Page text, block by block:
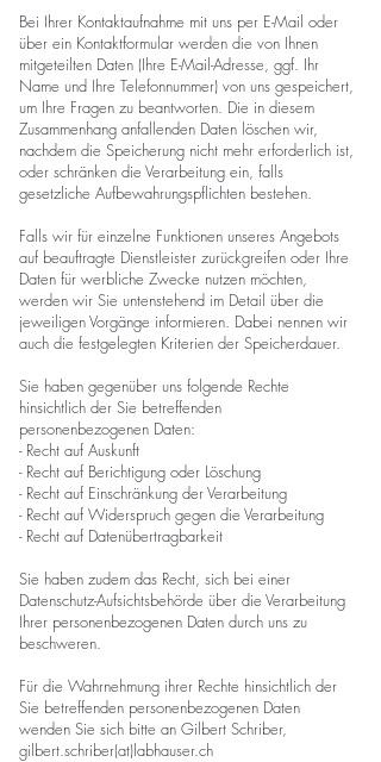
Bei Ihrer Kontaktaufnahme mit uns per E-Mail oder
über ein Kontaktformular werden die von Ihnen
mitgeteilten Daten (Ihre E-Mail-Adresse, ggf. Ihr
Name und Ihre Telefonnummer) von uns gespeichert,
um Ihre Fragen zu beantworten. Die in diesem
Zusammenhang anfallenden Daten löschen wir,
nachdem die Speicherung nicht mehr erforderlich ist,
oder schränken die Verarbeitung ein, falls
gesetzliche Aufbewahrungspflichten bestehen.
Falls wir für einzelne Funktionen unseres Angebots
auf beauftragte Dienstleister zurückgreifen oder Ihre
Daten für werbliche Zwecke nutzen möchten,
werden wir Sie untenstehend im Detail über die
jeweiligen Vorgänge informieren. Dabei nennen wir
auch die festgelegten Kriterien der Speicherdauer.
Sie haben gegenüber uns folgende Rechte
hinsichtlich der Sie betreffenden
personenbezogenen Daten:
- Recht auf Auskunft
- Recht auf Berichtigung oder Löschung
- Recht auf Einschränkung der Verarbeitung
- Recht auf Widerspruch gegen die Verarbeitung
- Recht auf Datenübertragbarkeit
Sie haben zudem das Recht, sich bei einer
Datenschutz-Aufsichtsbehörde über die Verarbeitung
Ihrer personenbezogenen Daten durch uns zu
beschweren.
Für die Wahrnehmung ihrer Rechte hinsichtlich der
Sie betreffenden personenbezogenen Daten
wenden Sie sich bitte an Gilbert Schriber,
gilbert.schriber(at)labhauser.ch